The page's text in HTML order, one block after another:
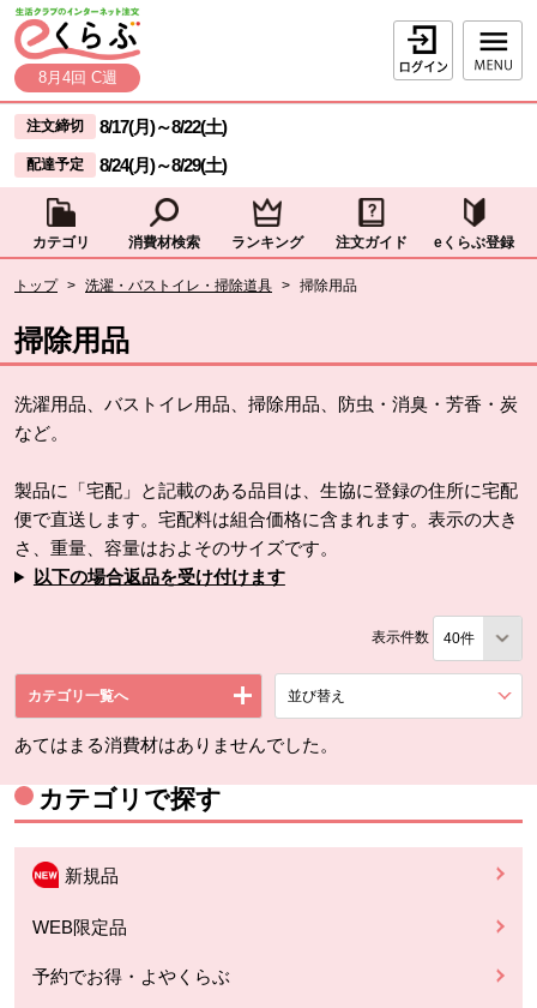
ページの先頭です。
本文へジャンプする。
8月4回 C週
ログイン
ここからサイト内共通メニューです。
サイト内共通メニューをスキップする
注文締切 8/17(月)～8/22(土)
配達予定 8/24(月)～8/29(土)
カテゴリ 消費材検索 ランキング 注文ガイド eくらぶ登録
トップ > 洗濯・バストイレ・掃除道具 > 掃除用品
掃除用品
洗濯用品、バストイレ用品、掃除用品、防虫・消臭・芳香・炭
など。
製品に「宅配」と記載のある品目は、生協に登録の住所に宅配
便で直送します。宅配料は組合価格に含まれます。表示の大き
さ、重量、容量はおよそのサイズです。
以下の場合返品を受け付けます
表示件数
カテゴリ一覧へ 並び替え
あてはまる消費材はありませんでした。
カテゴリで探す
新規品
WEB限定品
予約でお得・よやくらぶ